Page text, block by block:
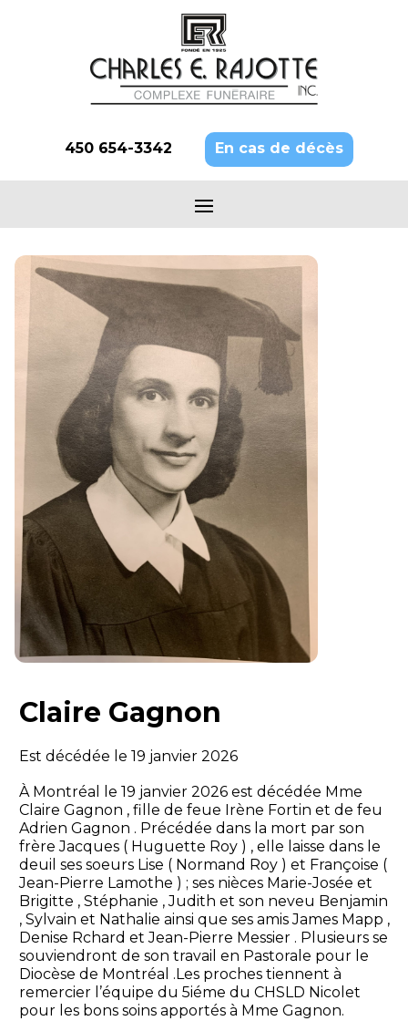
450 654-3342 En cas de décès
Claire Gagnon
Est décédée le 19 janvier 2026
À Montréal le 19 janvier 2026 est décédée Mme
Claire Gagnon , fille de feue Irène Fortin et de feu
Adrien Gagnon . Précédée dans la mort par son
frère Jacques ( Huguette Roy ) , elle laisse dans le
deuil ses soeurs Lise ( Normand Roy ) et Françoise (
Jean-Pierre Lamothe ) ; ses nièces Marie-Josée et
Brigitte , Stéphanie , Judith et son neveu Benjamin
, Sylvain et Nathalie ainsi que ses amis James Mapp ,
Denise Rchard et Jean-Pierre Messier . Plusieurs se
souviendront de son travail en Pastorale pour le
Diocèse de Montréal .Les proches tiennent à
remercier l’équipe du 5iéme du CHSLD Nicolet
pour les bons soins apportés à Mme Gagnon.